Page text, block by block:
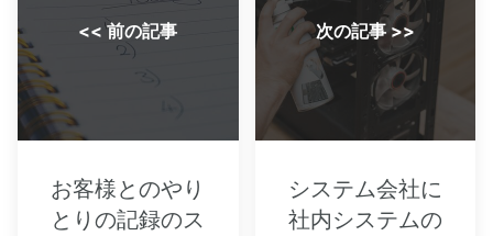
<< 前の記事
お客様とのやり
とりの記録のス
次の記事 >>
システム会社に
社内システムの